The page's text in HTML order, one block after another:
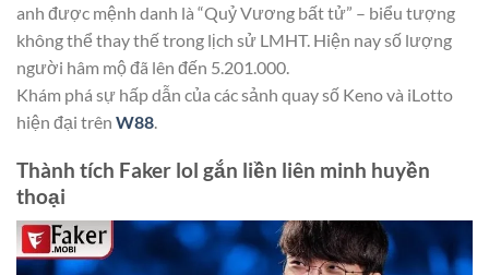
anh được mệnh danh là “Quỷ Vương bất tử” – biểu tượng
không thể thay thế trong lịch sử LMHT. Hiện nay số lượng
người hâm mộ đã lên đến 5.201.000.
Khám phá sự hấp dẫn của các sảnh quay số Keno và iLotto
hiện đại trên W88
Thành tích Faker lol gắn liền liên minh huyền
thoại